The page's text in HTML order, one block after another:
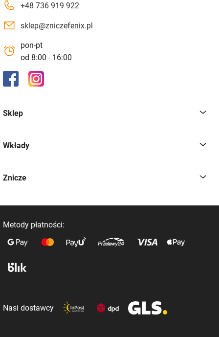
+48 736 919 922
sklep@zniczefenix.pl
pon-pt
od 8:00 - 16:00
Sklep
Wkłady
Znicze
Metody płatności:
Nasi dostawcy